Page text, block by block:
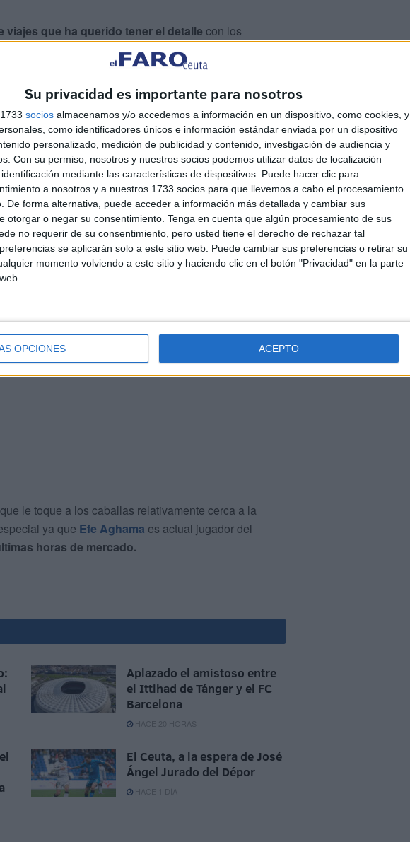
Su privacidad es importante para nosotros
socios almacenamos y/o accedemos a información en un dispositivo, como cookies, y
como identificadores únicos e información estándar enviada por un dispositivo
personalizado, medición de publicidad y contenido, investigación de audiencia y
Con su permiso, nosotros y nuestros socios podemos utilizar datos de localización
mediante las características de dispositivos. Puede hacer clic para
a nosotros y a nuestros 1733 socios para que llevemos a cabo el procesamiento
De forma alternativa, puede acceder a información más detallada y cambiar sus
otorgar o negar su consentimiento. Tenga en cuenta que algún procesamiento de sus
no requerir de su consentimiento, pero usted tiene el derecho de rechazar tal
se aplicarán solo a este sitio web. Puede cambiar sus preferencias o retirar su
momento volviendo a este sitio y haciendo clic en el botón "Privacidad" en la parte
OPCIONES ACEPTO
viajes que ha querido tener el detalle con los
medirá al Cádiz.
los aficionados del Ceuta,que sin duda, completarán
han sido pocas localidadeslas que ha dejado el
coparon las inmediaciones de la tienda del Ceuta
le toque a los caballas relativamente cerca a la
ya que Efe Aghama es actual jugador del
horas de mercado.
Aplazado el amistoso entre
el Ittihad de Tánger y el FC
Barcelona
HACE 20 HORAS
El Ceuta, a la espera de José
Ángel Jurado del Dépor
HACE 1 DÍA